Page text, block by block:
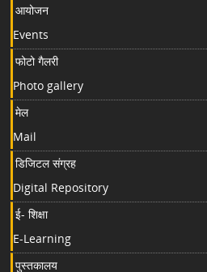
आयोजन
Events
फोटो गैलरी
Photo gallery
मेल
Mail
डिजिटल संग्रह
Digital Repository
ई- शिक्षा
E-Learning
पुस्तकालय